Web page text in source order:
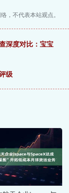
，不代表本站观点。
深度对比：宝宝
级